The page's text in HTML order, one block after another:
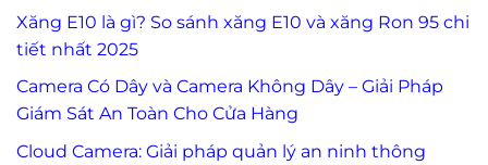
Xăng E10 là gì? So sánh xăng E10 và xăng Ron 95 chi
tiết nhất 2025
Camera Có Dây và Camera Không Dây – Giải Pháp
Giám Sát An Toàn Cho Cửa Hàng
Cloud Camera: Giải pháp quản lý an ninh thông